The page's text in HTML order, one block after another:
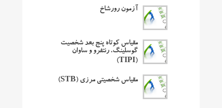
آزمون رورشاخ
مقیاس کوتاه پنج بعد شخصیت
گوسلینگ، رنتفرو و ساوان
(TIPI)
مقیاس شخصیتی مرزی (STB)